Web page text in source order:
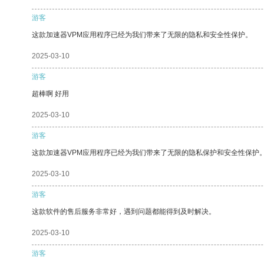
游客
这款加速器VPM应用程序已经为我们带来了无限的隐私和安全性保护。
2025-03-10
游客
超棒啊 好用
2025-03-10
游客
这款加速器VPM应用程序已经为我们带来了无限的隐私保护和安全性保护
2025-03-10
游客
这款软件的售后服务非常好，遇到问题都能得到及时解决。
2025-03-10
游客